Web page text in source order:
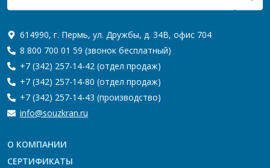
614990, г. Пермь, ул. Дружбы, д. 34В, офис 704
8 800 700 01 59 (звонок бесплатный)
+7 (342) 257-14-42 (отдел продаж)
+7 (342) 257-14-80 (отдел продаж)
+7 (342) 257-14-43 (производство)
info@souzkran.ru
О КОМПАНИИ
СЕРТИФИКАТЫ